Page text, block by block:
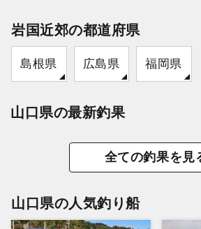
岩国近郊の都道府県
島根県 広島県 福岡県
山口県の最新釣果
全ての釣果を見
山口県の人気釣り船